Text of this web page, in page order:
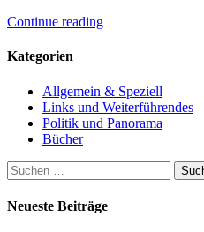
Continue reading
Kategorien
Allgemein & Speziell
Links und Weiterführendes
Politik und Panorama
Bücher
Suchen
nach:
Neueste Beiträge